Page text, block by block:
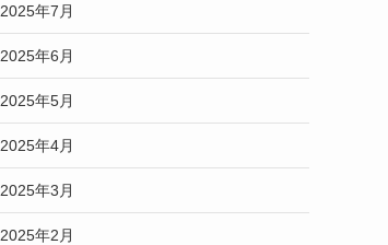
2025年7月
2025年6月
2025年5月
2025年4月
2025年3月
2025年2月